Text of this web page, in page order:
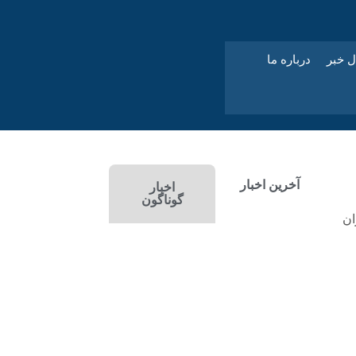
خبر درباره ما
آخرین اخبار
اخبار
گوناگون